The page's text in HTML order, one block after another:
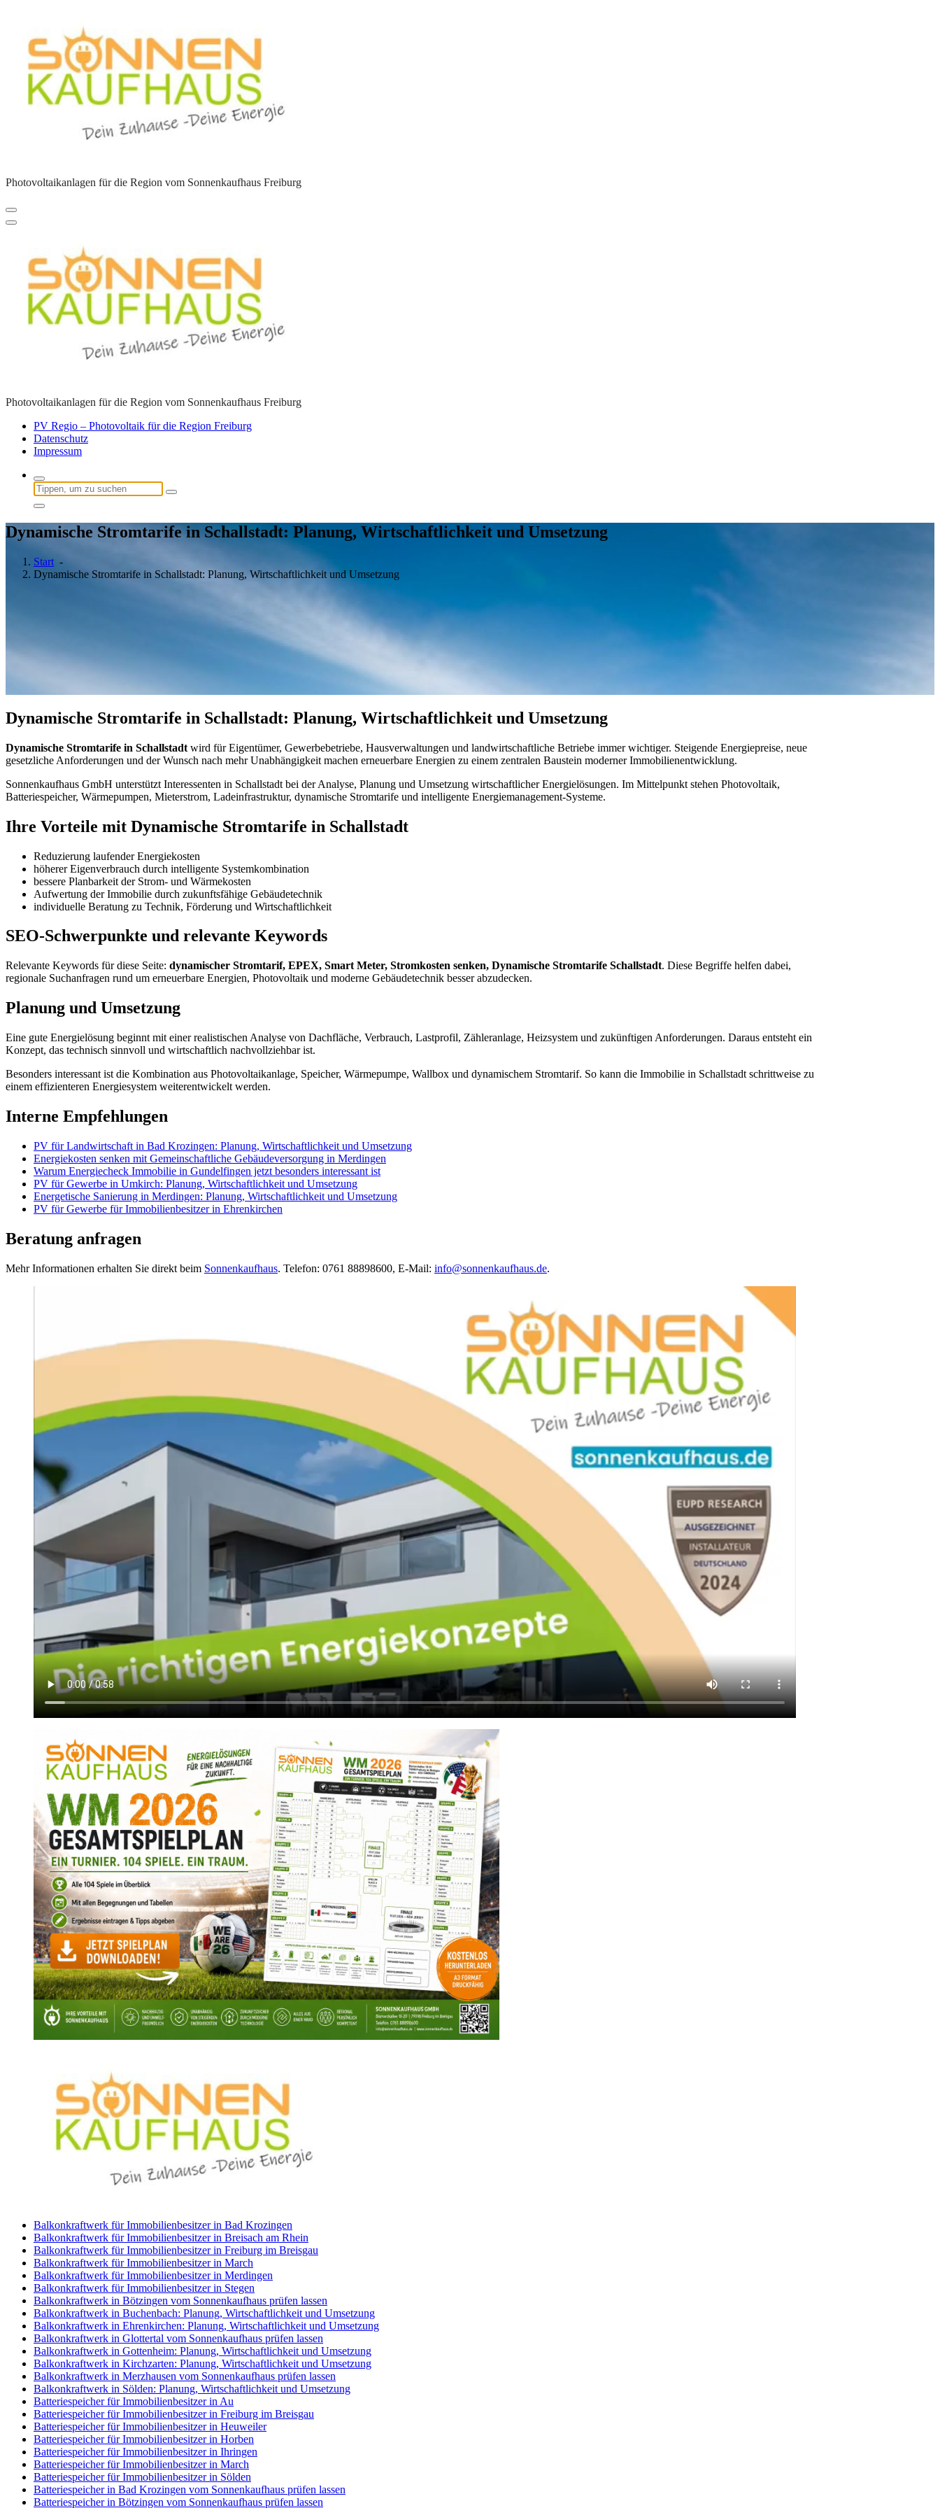
springen
Photovoltaikanlagen für die Region vom Sonnenkaufhaus Freiburg
Photovoltaikanlagen für die Region vom Sonnenkaufhaus Freiburg
PV Regio – Photovoltaik für die Region Freiburg
Datenschutz
Impressum
Suchen
nach:
Dynamische Stromtarife in Schallstadt: Planung, Wirtschaftlichkeit und Umsetzung
Start -
Dynamische Stromtarife in Schallstadt: Planung, Wirtschaftlichkeit und Umsetzung
Dynamische Stromtarife in Schallstadt: Planung, Wirtschaftlichkeit und Umsetzung
Dynamische Stromtarife in Schallstadt wird für Eigentümer, Gewerbebetriebe, Hausverwaltungen und landwirtschaftliche Betriebe immer wichtiger. Steigende Energiepreise, neue
gesetzliche Anforderungen und der Wunsch nach mehr Unabhängigkeit machen erneuerbare Energien zu einem zentralen Baustein moderner Immobilienentwicklung.
Sonnenkaufhaus GmbH unterstützt Interessenten in Schallstadt bei der Analyse, Planung und Umsetzung wirtschaftlicher Energielösungen. Im Mittelpunkt stehen Photovoltaik,
Batteriespeicher, Wärmepumpen, Mieterstrom, Ladeinfrastruktur, dynamische Stromtarife und intelligente Energiemanagement-Systeme.
Ihre Vorteile mit Dynamische Stromtarife in Schallstadt
Reduzierung laufender Energiekosten
höherer Eigenverbrauch durch intelligente Systemkombination
bessere Planbarkeit der Strom- und Wärmekosten
Aufwertung der Immobilie durch zukunftsfähige Gebäudetechnik
individuelle Beratung zu Technik, Förderung und Wirtschaftlichkeit
SEO-Schwerpunkte und relevante Keywords
Relevante Keywords für diese Seite: dynamischer Stromtarif, EPEX, Smart Meter, Stromkosten senken, Dynamische Stromtarife Schallstadt. Diese Begriffe helfen dabei,
regionale Suchanfragen rund um erneuerbare Energien, Photovoltaik und moderne Gebäudetechnik besser abzudecken.
Planung und Umsetzung
Eine gute Energielösung beginnt mit einer realistischen Analyse von Dachfläche, Verbrauch, Lastprofil, Zähleranlage, Heizsystem und zukünftigen Anforderungen. Daraus entsteht ein
Konzept, das technisch sinnvoll und wirtschaftlich nachvollziehbar ist.
Besonders interessant ist die Kombination aus Photovoltaikanlage, Speicher, Wärmepumpe, Wallbox und dynamischem Stromtarif. So kann die Immobilie in Schallstadt schrittweise zu
einem effizienteren Energiesystem weiterentwickelt werden.
Interne Empfehlungen
PV für Landwirtschaft in Bad Krozingen: Planung, Wirtschaftlichkeit und Umsetzung
Energiekosten senken mit Gemeinschaftliche Gebäudeversorgung in Merdingen
Warum Energiecheck Immobilie in Gundelfingen jetzt besonders interessant ist
PV für Gewerbe in Umkirch: Planung, Wirtschaftlichkeit und Umsetzung
Energetische Sanierung in Merdingen: Planung, Wirtschaftlichkeit und Umsetzung
PV für Gewerbe für Immobilienbesitzer in Ehrenkirchen
Beratung anfragen
Mehr Informationen erhalten Sie direkt beim Sonnenkaufhaus. Telefon: 0761 88898600, E-Mail: info@sonnenkaufhaus.de.
Balkonkraftwerk für Immobilienbesitzer in Bad Krozingen
Balkonkraftwerk für Immobilienbesitzer in Breisach am Rhein
Balkonkraftwerk für Immobilienbesitzer in Freiburg im Breisgau
Balkonkraftwerk für Immobilienbesitzer in March
Balkonkraftwerk für Immobilienbesitzer in Merdingen
Balkonkraftwerk für Immobilienbesitzer in Stegen
Balkonkraftwerk in Bötzingen vom Sonnenkaufhaus prüfen lassen
Balkonkraftwerk in Buchenbach: Planung, Wirtschaftlichkeit und Umsetzung
Balkonkraftwerk in Ehrenkirchen: Planung, Wirtschaftlichkeit und Umsetzung
Balkonkraftwerk in Glottertal vom Sonnenkaufhaus prüfen lassen
Balkonkraftwerk in Gottenheim: Planung, Wirtschaftlichkeit und Umsetzung
Balkonkraftwerk in Kirchzarten: Planung, Wirtschaftlichkeit und Umsetzung
Balkonkraftwerk in Merzhausen vom Sonnenkaufhaus prüfen lassen
Balkonkraftwerk in Sölden: Planung, Wirtschaftlichkeit und Umsetzung
Batteriespeicher für Immobilienbesitzer in Au
Batteriespeicher für Immobilienbesitzer in Freiburg im Breisgau
Batteriespeicher für Immobilienbesitzer in Heuweiler
Batteriespeicher für Immobilienbesitzer in Horben
Batteriespeicher für Immobilienbesitzer in Ihringen
Batteriespeicher für Immobilienbesitzer in March
Batteriespeicher für Immobilienbesitzer in Sölden
Batteriespeicher in Bad Krozingen vom Sonnenkaufhaus prüfen lassen
Batteriespeicher in Bötzingen vom Sonnenkaufhaus prüfen lassen